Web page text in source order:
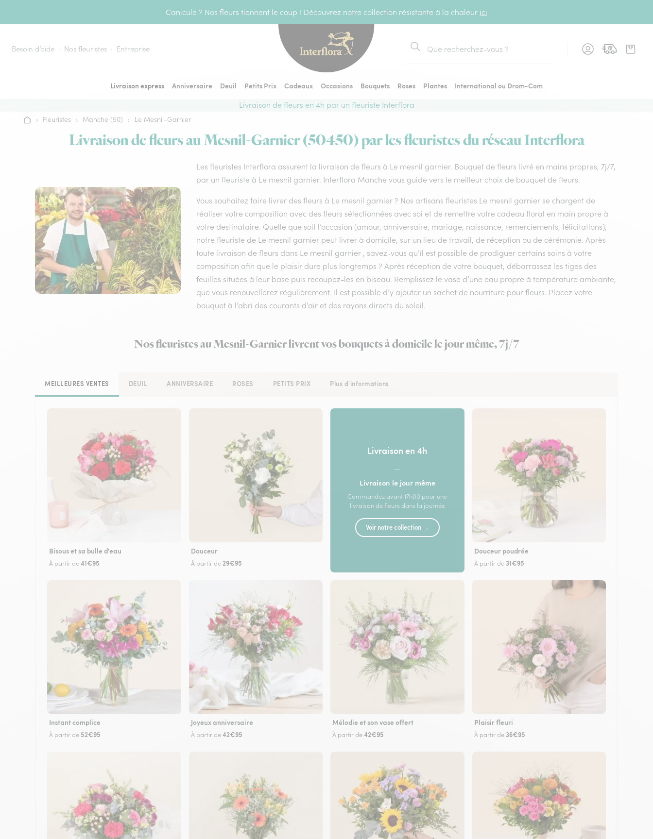
Canicule ? Nos fleurs tiennent le coup ! Découvrez notre collection résistante à la chaleur ici
Besoin d’aide Nos fleuristes Entreprise
Rechercher
Livraison express Anniversaire Deuil Petits Prix Cadeaux Occasions Bouquets Roses Plantes
International ou Drom-Com
Livraison de fleurs en 4h par un fleuriste Interflora
Accueil
› Fleuristes › Manche (50) › Le Mesnil-Garnier
Livraison de fleurs au Mesnil-Garnier (50450) par les fleuristes du réseau Interflora
Les fleuristes Interflora assurent la livraison de fleurs à Le mesnil garnier. Bouquet de fleurs livré en mains propres, 7j/7,
par un fleuriste à Le mesnil garnier. Interflora Manche vous guide vers le meilleur choix de bouquet de fleurs.
Vous souhaitez faire livrer des fleurs à Le mesnil garnier ? Nos artisans fleuristes Le mesnil garnier se chargent de
réaliser votre composition avec des fleurs sélectionnées avec soi et de remettre votre cadeau floral en main propre à
votre destinataire. Quelle que soit l’occasion (amour, anniversaire, mariage, naissance, remerciements, félicitations),
notre fleuriste de Le mesnil garnier peut livrer à domicile, sur un lieu de travail, de réception ou de cérémonie. Après
toute livraison de fleurs dans Le mesnil garnier , savez-vous qu’il est possible de prodiguer certains soins à votre
composition afin que le plaisir dure plus longtemps ? Après réception de votre bouquet, débarrassez les tiges des
feuilles situées à leur base puis recoupez-les en biseau. Remplissez le vase d’une eau propre à température ambiante,
que vous renouvellerez régulièrement. Il est possible d’y ajouter un sachet de nourriture pour fleurs. Placez votre
bouquet à l’abri des courants d’air et des rayons directs du soleil.
Nos fleuristes au Mesnil-Garnier livrent vos bouquets à domicile le jour même, 7j/7
MEILLEURES VENTES DEUIL ANNIVERSAIRE ROSES PETITS PRIX Plus d'informations
Bisous et sa bulle d'eau
À partir de41€95
Douceur
À partir de 29€95
Livraison en 4h
—
Livraison le jour même
Commandez avant 17h00 pour une
livraison de fleurs dans la journée
Voir notre collection →
Douceur poudrée
À partir de 31€95
Instant complice
À partir de 52€95
Joyeux anniversaire
À partir de42€95
Mélodie et son vase offert
À partir de42€95
Plaisir fleuri
À partir de 36€95